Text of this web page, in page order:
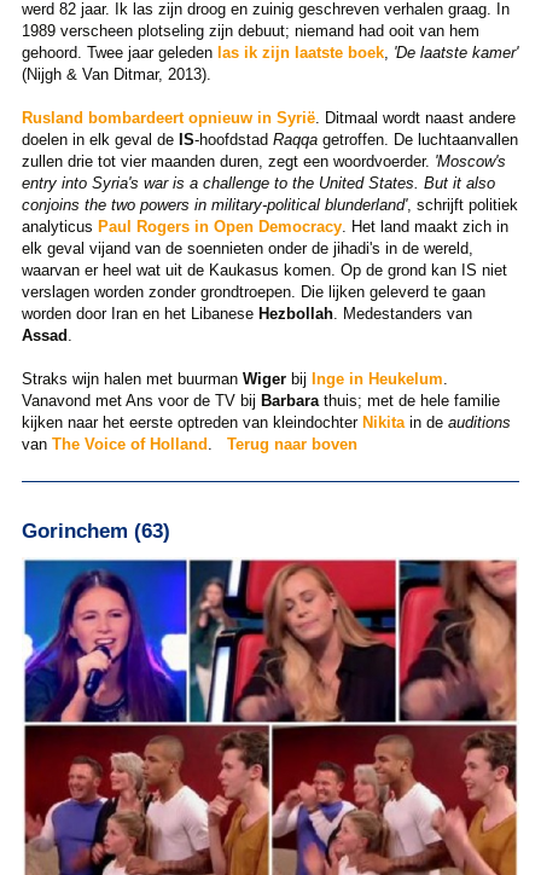
werd 82 jaar. Ik las zijn droog en zuinig geschreven verhalen graag. In
1989 verscheen plotseling zijn debuut; niemand had ooit van hem
gehoord. Twee jaar geleden las ik zijn laatste boek, 'De laatste kamer'
(Nijgh & Van Ditmar, 2013).
Rusland bombardeert opnieuw in Syrië. Ditmaal wordt naast andere
doelen in elk geval de IS-hoofdstad Raqqagetroffen. De luchtaanvallen
zullen drie tot vier maanden duren, zegt een woordvoerder. 'Moscow's
entry into Syria's war is a challenge to the United States. But it also
conjoins the two powers in military-political blunderland', schrijft politiek
analyticus Paul Rogers in Open Democracy. Het land maakt zich in
elk geval vijand van de soennieten onder de jihadi's in de wereld,
waarvan er heel wat uit de Kaukasus komen. Op de grond kan IS niet
verslagen worden zonder grondtroepen. Die lijken geleverd te gaan
worden door Iran en het Libanese Hezbollah. Medestanders van
Assad .
Straks wijn halen met buurman Wigerbij Inge in Heukelum.
Vanavond met Ans voor de TV bij Barbarathuis; met de hele familie
kijken naar het eerste optreden van kleindochterNikitain de auditions
van The Voice of Holland . Terug naar boven
Gorinchem (63)